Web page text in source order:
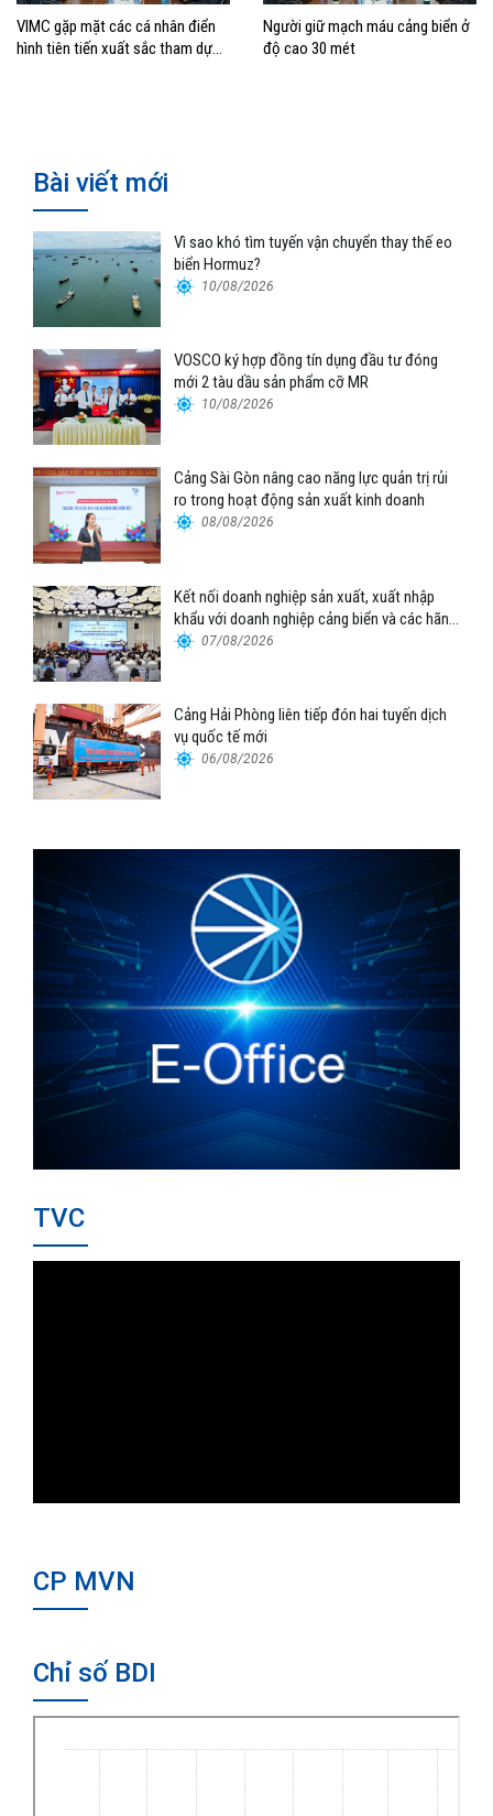
VIMC gặp mặt các cá nhân điển
hình tiên tiến xuất sắc tham dự
Người giữ mạch máu cảng biển ở
độ cao 30 mét
Bài viết mới
Vì sao khó tìm tuyến vận chuyển thay thế eo
biển Hormuz?
10/08/2026
VOSCO ký hợp đồng tín dụng đầu tư đóng
mới 2 tàu dầu sản phẩm cỡ MR
10/08/2026
Cảng Sài Gòn nâng cao năng lực quản trị rủi
ro trong hoạt động sản xuất kinh doanh
08/08/2026
Kết nối doanh nghiệp sản xuất, xuất nhập
khẩu với doanh nghiệp cảng biển và các hãng
tàu 07/08/2026
Cảng Hải Phòng liên tiếp đón hai tuyến dịch
vụ quốc tế mới
06/08/2026
TVC
CP MVN
Chỉ số BDI